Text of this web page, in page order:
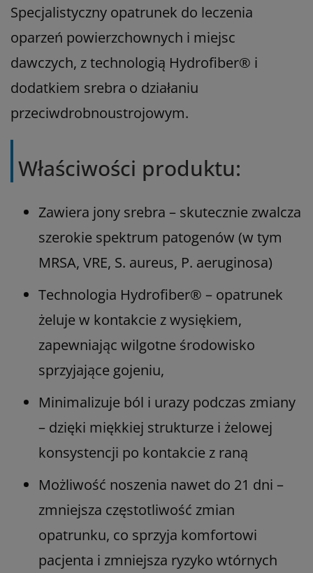
Specjalistyczny opatrunek do leczenia
oparzeń powierzchownych i miejsc
dawczych, z technologią Hydrofiber® i
dodatkiem srebra o działaniu
przeciwdrobnoustrojowym.
Właściwości produktu:
Zawiera jony srebra – skutecznie zwalcza
szerokie spektrum patogenów (w tym
MRSA, VRE, S. aureus, P. aeruginosa)
Technologia Hydrofiber® – opatrunek
żeluje w kontakcie z wysiękiem,
zapewniając wilgotne środowisko
sprzyjające gojeniu,
Minimalizuje ból i urazy podczas zmiany
– dzięki miękkiej strukturze i żelowej
konsystencji po kontakcie z raną
Możliwość noszenia nawet do 21 dni –
zmniejsza częstotliwość zmian
opatrunku, co sprzyja komfortowi
pacjenta i zmniejsza ryzyko wtórnych